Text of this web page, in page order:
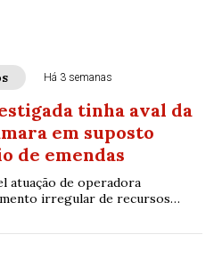
Há 3 semanas
tinha aval da
em suposto
de emendas
atuação de operadora
irregular de recursos